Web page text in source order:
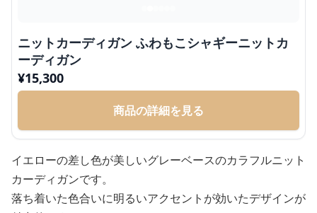
ニットカーディガン ふわもこシャギーニットカ
ーディガン
¥15,300
商品の詳細を見る
イエローの差し色が美しいグレーベースのカラフルニット
カーディガンです。
落ち着いた色合いに明るいアクセントが効いたデザインが